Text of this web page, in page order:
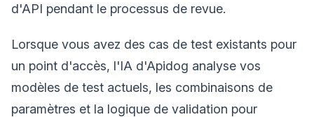
d'API pendant le processus de revue.
Lorsque vous avez des cas de test existants pour
un point d'accès, l'IA d'Apidog analyse vos
modèles de test actuels, les combinaisons de
paramètres et la logique de validation pour